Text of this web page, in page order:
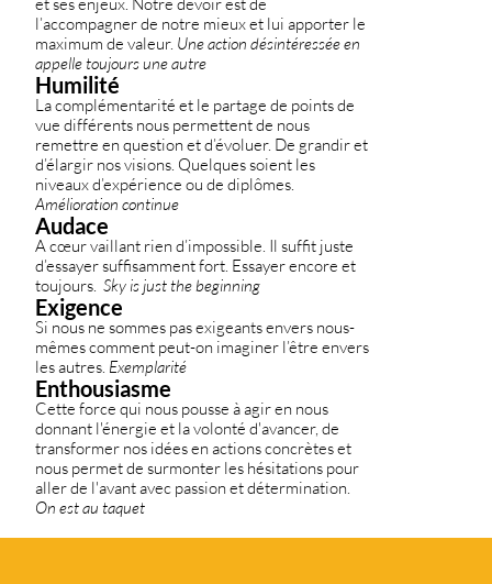
l’accompagner de notre mieux et lui apporter le
maximum de valeur. Une action désintéressée en
appelle toujours une autre
Humilité
La complémentarité et le partage de points de
vue différents nous permettent de nous
remettre en question et d’évoluer. De grandir et
d’élargir nos visions. Quelques soient les
Amélioration continue
Audace
A cœur vaillant rien d’impossible. Il suffit juste
d’essayer suffisamment fort. Essayer encore et
toujours. Sky is just the beginning
Exigence
Si nous ne sommes pas exigeants envers nous-
mêmes comment peut-on imaginer l’être envers
les autres. Exemplarité
Enthousiasme
Cette force qui nous pousse à agir en nous
donnant l'énergie et la volonté d'avancer, de
transformer nos idées en actions concrètes et
nous permet de surmonter les hésitations pour
On est au taquet